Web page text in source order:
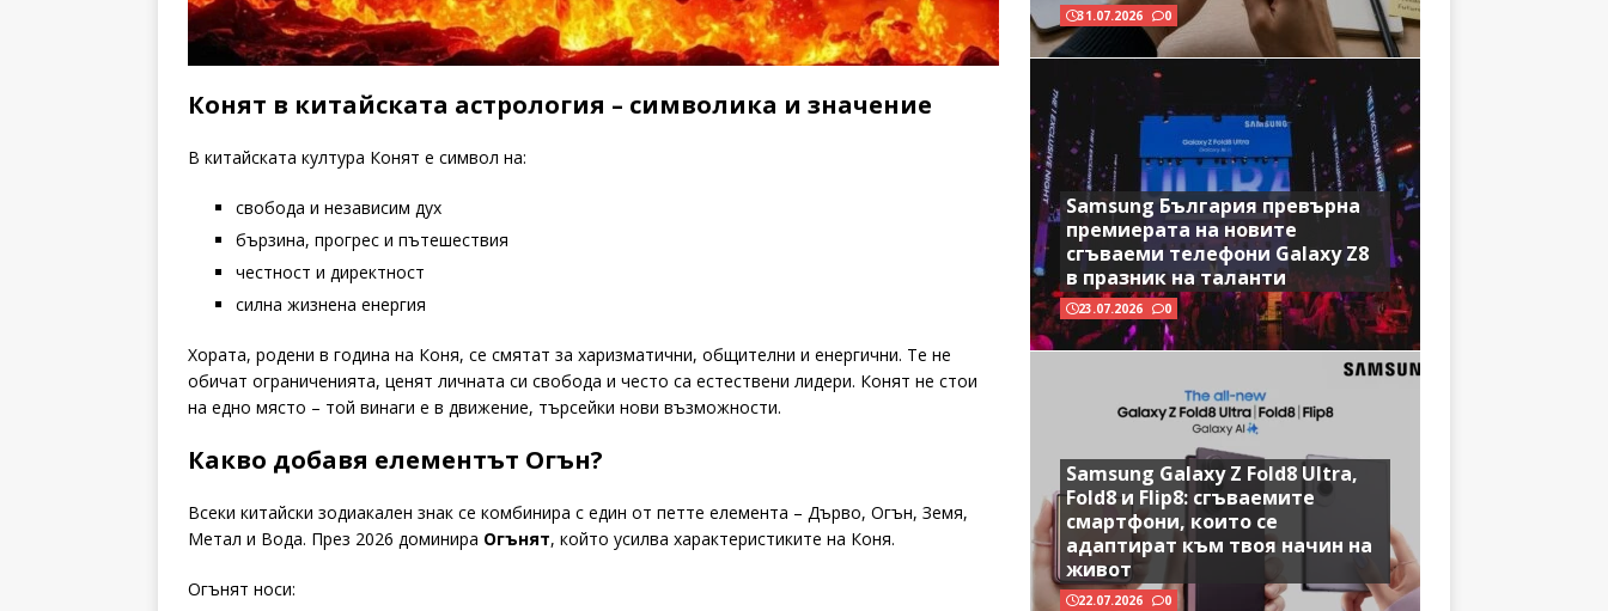
Конят в китайската астрология – символика и значение
В китайската култура Конят е символ на:
свобода и независим дух
бързина, прогрес и пътешествия
честност и директност
силна жизнена енергия
Хората, родени в година на Коня, се смятат за харизматични, общителни и енергични. Те не
обичат ограниченията, ценят личната си свобода и често са естествени лидери. Конят не стои
на едно място – той винаги е в движение, търсейки нови възможности.
Какво добавя елементът Огън?
Всеки китайски зодиакален знак се комбинира с един от петте елемента – Дърво, Огън, Земя,
Метал и Вода. През 2026 доминира Огънят, който усилва характеристиките на Коня.
Огънят носи:
31.07.2026 0
Samsung България превърна
премиерата на новите
сгъваеми телефони Galaxy Z8
в празник на таланти
23.07.2026 0
Samsung Galaxy Z Fold8 Ultra,
Fold8 и Flip8: сгъваемите
смартфони, които се
адаптират към твоя начин на
живот
22.07.2026 0